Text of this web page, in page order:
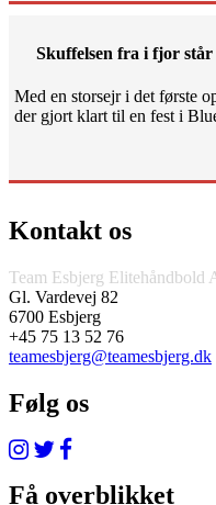
Skuffelsen fra i fjor
Med en storsejr i det første
der gjort klart til en fest i
Kontakt os
Team Esbjerg Elitehåndbold
Gl. Vardevej 82
6700 Esbjerg
+45 75 13 52 76
teamesbjerg@teamesbjerg.dk
Følg os
Få overblikket